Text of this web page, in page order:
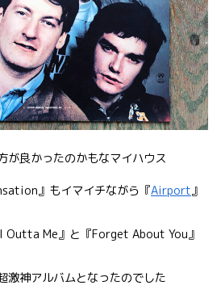
が良かったのかもなマイハウス
』もイマイチながら『Airport』
Outta Me』と『Forget About You』
激神アルバムとなったのでした